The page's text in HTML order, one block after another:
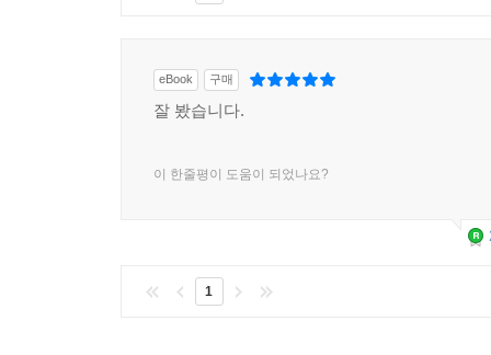
eBook 구매
잘 봤습니다.
이 한줄평이 도움이 되었나요?
1